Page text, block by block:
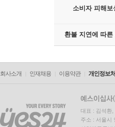
소비자 피해보
환불 지연에 따른
회사소개 인재채용 이용약관 개인정보
대표 : 김석환,
주소 : 서울시